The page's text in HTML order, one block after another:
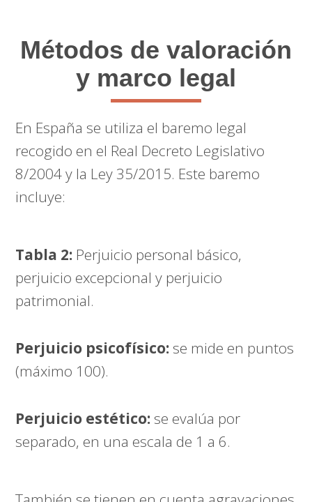
Métodos de valoración
y marco legal
En España se utiliza el baremo legal
recogido en el Real Decreto Legislativo
8/2004 y la Ley 35/2015. Este baremo
incluye:
Tabla 2: Perjuicio personal básico,
perjuicio excepcional y perjuicio
patrimonial.
Perjuicio psicofísico: se mide en puntos
(máximo 100).
Perjuicio estético: se evalúa por
separado, en una escala de 1 a 6.